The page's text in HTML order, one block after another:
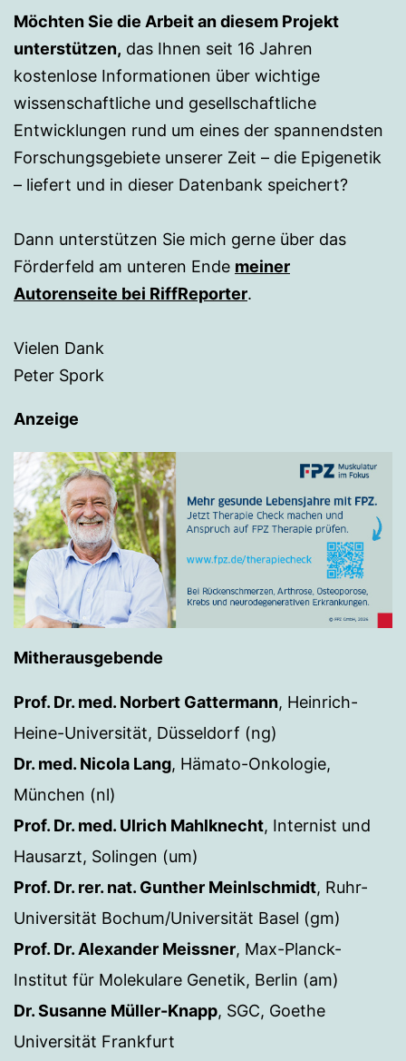
Möchten Sie die Arbeit an diesem Projekt
unterstützen, das Ihnen seit 16 Jahren
kostenlose Informationen über wichtige
wissenschaftliche und gesellschaftliche
Entwicklungen rund um eines der spannendsten
Forschungsgebiete unserer Zeit – die Epigenetik
– liefert und in dieser Datenbank speichert?
Dann unterstützen Sie mich gerne über das
Förderfeld am unteren Ende meiner
Autorenseite bei RiffReporter.
Vielen Dank
Peter Spork
Anzeige
Mitherausgebende
Prof. Dr. med. Norbert Gattermann, Heinrich-
Heine-Universität, Düsseldorf (ng)
Dr. med. Nicola Lang, Hämato-Onkologie,
München (nl)
Prof. Dr. med. Ulrich Mahlknecht, Internist und
Hausarzt, Solingen (um)
Prof. Dr. rer. nat. Gunther Meinlschmidt, Ruhr-
Universität Bochum/Universität Basel (gm)
Prof. Dr. Alexander Meissner, Max-Planck-
Institut für Molekulare Genetik, Berlin (am)
Dr. Susanne Müller-Knapp, SGC, Goethe
Universität Frankfurt